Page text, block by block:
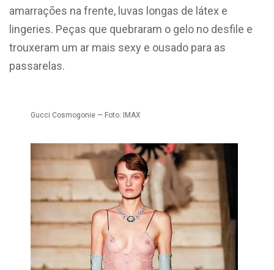
amarrações na frente, luvas longas de látex e
lingeries. Peças que quebraram o gelo no desfile e
trouxeram um ar mais sexy e ousado para as
passarelas.
Gucci Cosmogonie — Foto: IMAX